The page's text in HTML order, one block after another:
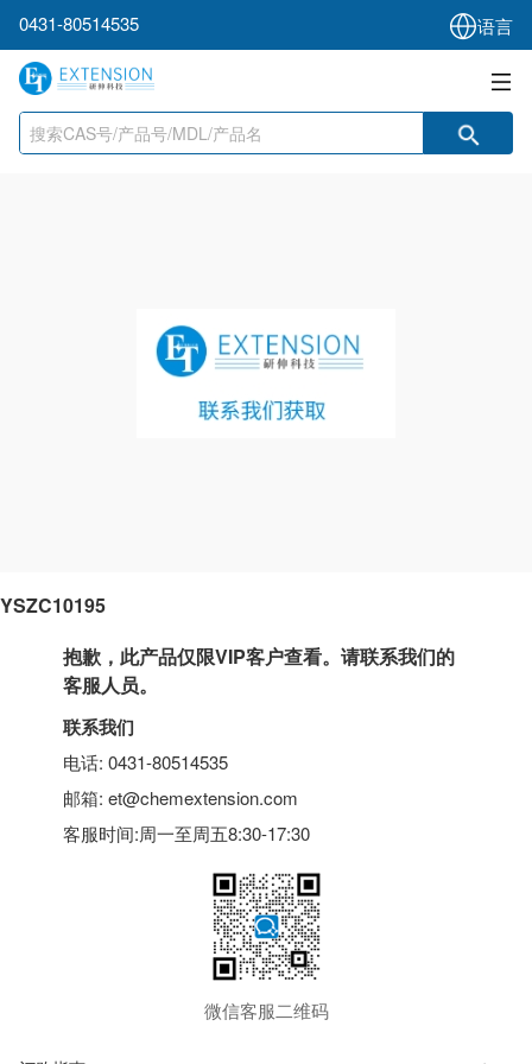
0431-80514535 语言
YSZC10195
抱歉，此产品仅限VIP客户查看。请联系我们的
客服人员。
联系我们
电话: 0431-80514535
邮箱: et@chemextension.com
客服时间:周一至周五8:30-17:30
微信客服二维码